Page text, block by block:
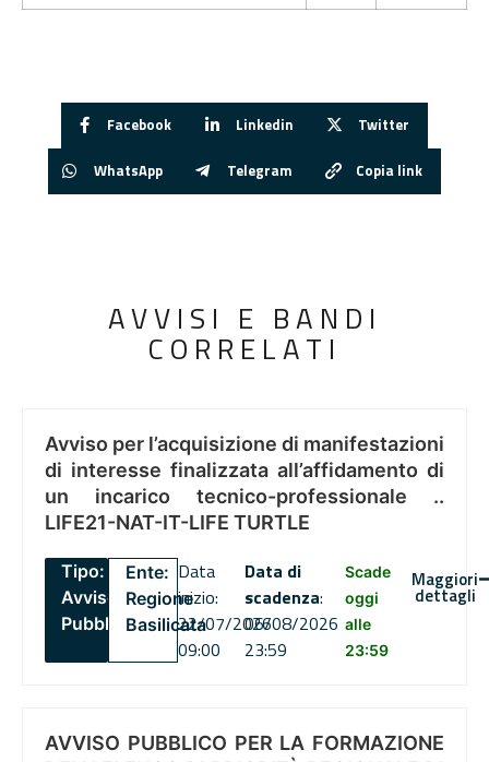
Facebook Linkedin Twitter
WhatsApp Telegram Copia link
AVVISI E BANDI
CORRELATI
Avviso per l’acquisizione di manifestazioni
di interesse finalizzata all’affidamento di
un incarico tecnico-professionale ..
LIFE21-NAT-IT-LIFE TURTLE
Tipo:
Avviso
Pubblico
Ente:
Regione
Basilicata
Data
inizio:
22/07/2026
09:00
Data di
scadenza:
06/08/2026
23:59
Scade
oggi
alle
23:59
Maggiori
dettagli
AVVISO PUBBLICO PER LA FORMAZIONE